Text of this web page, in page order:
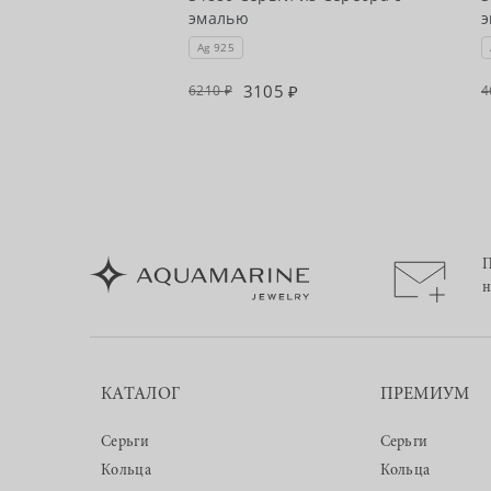
эмалью
Ag 925
6210 3105
КАТАЛОГ
Серьги
Кольца
ПРЕМИУМ
Серьги
Кольца